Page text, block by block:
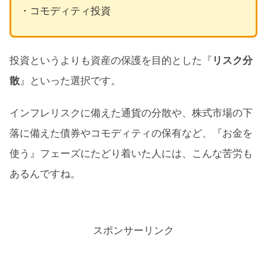
・コモディティ投資
投資というよりも資産の保護を目的とした『 リスク分
散 』といった選択です。
インフレリスクに備えた通貨の分散や、株式市場の下
落に備えた債券やコモディティの保有など、『お金を
使う』フェーズにたどり着いた人には、こんな苦労も
あるんですね。
スポンサーリンク